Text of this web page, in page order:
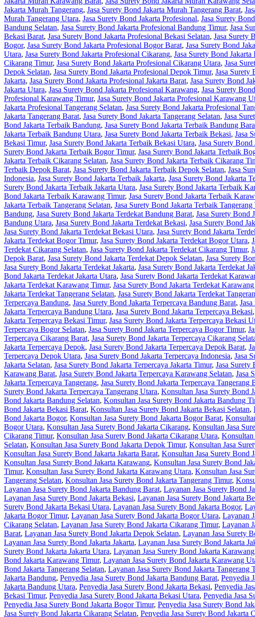
Jakarta Murah Tangerang, Jasa Surety Bond Jakarta Murah Tangerang Barat,
Murah Tangerang Utara, Jasa Surety Bond Jakarta Profesional, Jasa Surety
Bandung Selatan, Jasa Surety Bond Jakarta Profesional Bandung Timur, Jasa
Bekasi Barat, Jasa Surety Bond Jakarta Profesional Bekasi Selatan, Jasa Surety
Bogor, Jasa Surety Bond Jakarta Profesional Bogor Barat, Jasa Surety Bond
Utara, Jasa Surety Bond Jakarta Profesional Cikarang, Jasa Surety Bond
Cikarang Timur, Jasa Surety Bond Jakarta Profesional Cikarang Utara, Jasa
Depok Selatan, Jasa Surety Bond Jakarta Profesional Depok Timur, Jasa Surety
Jakarta, Jasa Surety Bond Jakarta Profesional Jakarta Barat, Jasa Surety Bond
Jakarta Utara, Jasa Surety Bond Jakarta Profesional Karawang, Jasa Surety
Profesional Karawang Timur, Jasa Surety Bond Jakarta Profesional Karawang
Jakarta Profesional Tangerang Selatan, Jasa Surety Bond Jakarta Profesional
Jakarta Tangerang Barat, Jasa Surety Bond Jakarta Tangerang Selatan, Jasa
Bond Jakarta Terbaik Bandung, Jasa Surety Bond Jakarta Terbaik Bandung
Jakarta Terbaik Bandung Utara, Jasa Surety Bond Jakarta Terbaik Bekasi, Jasa
Bekasi Timur, Jasa Surety Bond Jakarta Terbaik Bekasi Utara, Jasa Surety
Surety Bond Jakarta Terbaik Bogor Timur, Jasa Surety Bond Jakarta Terbaik
Jakarta Terbaik Cikarang Selatan, Jasa Surety Bond Jakarta Terbaik Cikarang
Terbaik Depok Barat, Jasa Surety Bond Jakarta Terbaik Depok Selatan, Jasa
Indonesia, Jasa Surety Bond Jakarta Terbaik Jakarta, Jasa Surety Bond Jakarta
Surety Bond Jakarta Terbaik Jakarta Utara, Jasa Surety Bond Jakarta Terbaik
Bond Jakarta Terbaik Karawang Timur, Jasa Surety Bond Jakarta Terbaik
Jakarta Terbaik Tangerang Selatan, Jasa Surety Bond Jakarta Terbaik Tangerang
Bandung, Jasa Surety Bond Jakarta Terdekat Bandung Barat, Jasa Surety Bond
Bandung Utara, Jasa Surety Bond Jakarta Terdekat Bekasi, Jasa Surety Bond
Jasa Surety Bond Jakarta Terdekat Bekasi Utara, Jasa Surety Bond Jakarta
Jakarta Terdekat Bogor Timur, Jasa Surety Bond Jakarta Terdekat Bogor Utara,
Terdekat Cikarang Selatan, Jasa Surety Bond Jakarta Terdekat Cikarang Timur,
Depok Barat, Jasa Surety Bond Jakarta Terdekat Depok Selatan, Jasa Surety
Jasa Surety Bond Jakarta Terdekat Jakarta, Jasa Surety Bond Jakarta Terdekat
Bond Jakarta Terdekat Jakarta Utara, Jasa Surety Bond Jakarta Terdekat
Jakarta Terdekat Karawang Timur, Jasa Surety Bond Jakarta Terdekat
Jakarta Terdekat Tangerang Selatan, Jasa Surety Bond Jakarta Terdekat
Terpercaya Bandung, Jasa Surety Bond Jakarta Terpercaya Bandung Barat,
Jakarta Terpercaya Bandung Utara, Jasa Surety Bond Jakarta Terpercaya Bekasi,
Jakarta Terpercaya Bekasi Timur, Jasa Surety Bond Jakarta Terpercaya Bekasi
Terpercaya Bogor Selatan, Jasa Surety Bond Jakarta Terpercaya Bogor Timur,
Terpercaya Cikarang Barat, Jasa Surety Bond Jakarta Terpercaya Cikarang
Jakarta Terpercaya Depok, Jasa Surety Bond Jakarta Terpercaya Depok Barat,
Terpercaya Depok Utara, Jasa Surety Bond Jakarta Terpercaya Indonesia, Jasa
Jakarta Selatan, Jasa Surety Bond Jakarta Terpercaya Jakarta Timur, Jasa Surety
Karawang Barat, Jasa Surety Bond Jakarta Terpercaya Karawang Selatan, Jasa
Jakarta Terpercaya Tangerang, Jasa Surety Bond Jakarta Terpercaya Tangerang
Surety Bond Jakarta Terpercaya Tangerang Utara, Konsultan Jasa Surety Bond
Bond Jakarta Bandung Selatan, Konsultan Jasa Surety Bond Jakarta Bandung
Bond Jakarta Bekasi Barat, Konsultan Jasa Surety Bond Jakarta Bekasi Selatan,
Bond Jakarta Bogor, Konsultan Jasa Surety Bond Jakarta Bogor Barat,
Bogor Utara, Konsultan Jasa Surety Bond Jakarta Cikarang, Konsultan Jasa
Cikarang Timur, Konsultan Jasa Surety Bond Jakarta Cikarang Utara, Konsultan
Selatan, Konsultan Jasa Surety Bond Jakarta Depok Timur, Konsultan Jasa
Konsultan Jasa Surety Bond Jakarta Jakarta Barat, Konsultan Jasa Surety Bond
Konsultan Jasa Surety Bond Jakarta Karawang, Konsultan Jasa Surety Bond
Timur, Konsultan Jasa Surety Bond Jakarta Karawang Utara, Konsultan Jasa
Tangerang Selatan, Konsultan Jasa Surety Bond Jakarta Tangerang Timur,
Layanan Jasa Surety Bond Jakarta Bandung Barat, Layanan Jasa Surety Bond
Layanan Jasa Surety Bond Jakarta Bekasi, Layanan Jasa Surety Bond Jakarta
Surety Bond Jakarta Bekasi Utara, Layanan Jasa Surety Bond Jakarta Bogor,
Jakarta Bogor Timur, Layanan Jasa Surety Bond Jakarta Bogor Utara, Layanan
Cikarang Selatan, Layanan Jasa Surety Bond Jakarta Cikarang Timur, Layanan
Barat, Layanan Jasa Surety Bond Jakarta Depok Selatan, Layanan Jasa Surety
Layanan Jasa Surety Bond Jakarta Jakarta, Layanan Jasa Surety Bond Jakarta
Surety Bond Jakarta Jakarta Utara, Layanan Jasa Surety Bond Jakarta Karawang
Bond Jakarta Karawang Timur, Layanan Jasa Surety Bond Jakarta Karawang
Bond Jakarta Tangerang Selatan, Layanan Jasa Surety Bond Jakarta Tangerang
Jakarta Bandung, Penyedia Jasa Surety Bond Jakarta Bandung Barat, Penyedia
Jakarta Bandung Utara, Penyedia Jasa Surety Bond Jakarta Bekasi, Penyedia
Bekasi Timur, Penyedia Jasa Surety Bond Jakarta Bekasi Utara, Penyedia Jasa
Penyedia Jasa Surety Bond Jakarta Bogor Timur, Penyedia Jasa Surety Bond
Jasa Surety Bond Jakarta Cikarang Selatan, Penyedia Jasa Surety Bond Jakarta